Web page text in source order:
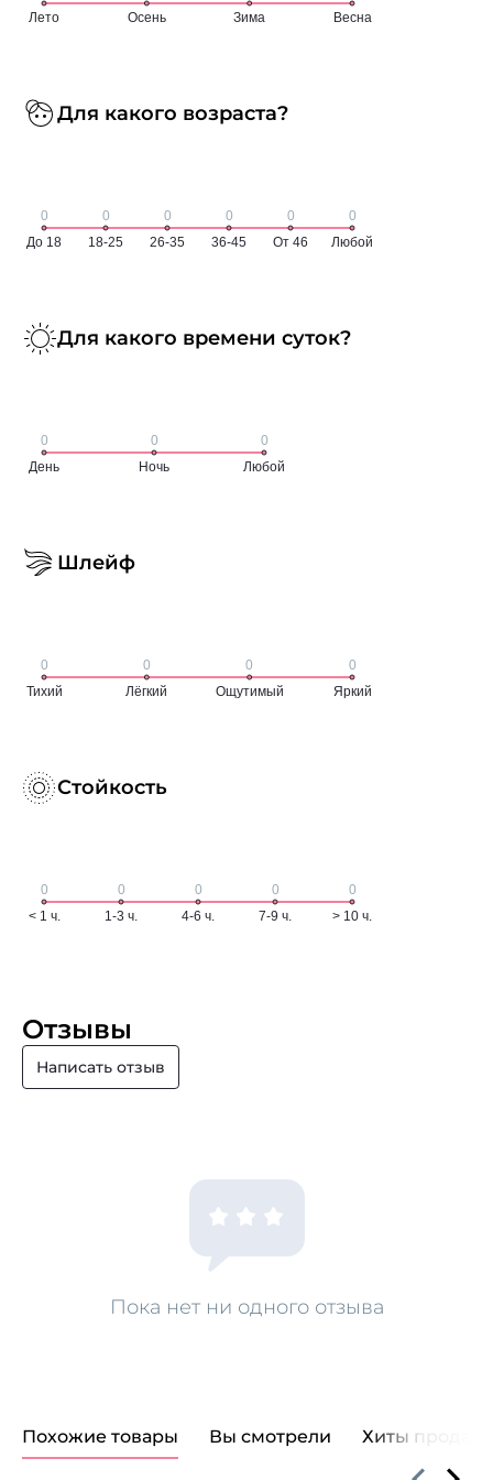
Для какого возраста?
Для какого времени суток?
Шлейф
Стойкость
Отзывы
Написать отзыв
Пока нет ни одного отзыва
Похожие товары Вы смотрели Хиты продаж